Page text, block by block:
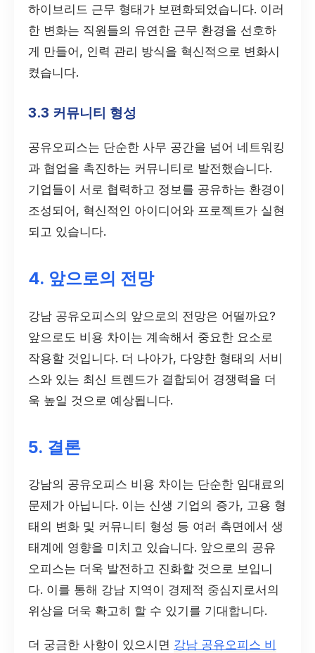
하이브리드 근무 형태가 보편화되었습니다. 이러
한 변화는 직원들의 유연한 근무 환경을 선호하
게 만들어, 인력 관리 방식을 혁신적으로 변화시
켰습니다.
3.3 커뮤니티 형성
공유오피스는 단순한 사무 공간을 넘어 네트워킹
과 협업을 촉진하는 커뮤니티로 발전했습니다.
기업들이 서로 협력하고 정보를 공유하는 환경이
조성되어, 혁신적인 아이디어와 프로젝트가 실현
되고 있습니다.
4. 앞으로의 전망
강남 공유오피스의 앞으로의 전망은 어떨까요?
앞으로도 비용 차이는 계속해서 중요한 요소로
작용할 것입니다. 더 나아가, 다양한 형태의 서비
스와 있는 최신 트렌드가 결합되어 경쟁력을 더
욱 높일 것으로 예상됩니다.
5. 결론
강남의 공유오피스 비용 차이는 단순한 임대료의
문제가 아닙니다. 이는 신생 기업의 증가, 고용 형
태의 변화 및 커뮤니티 형성 등 여러 측면에서 생
태계에 영향을 미치고 있습니다. 앞으로의 공유
오피스는 더욱 발전하고 진화할 것으로 보입니
다. 이를 통해 강남 지역이 경제적 중심지로서의
위상을 더욱 확고히 할 수 있기를 기대합니다.
더 궁금한 사항이 있으시면 강남 공유오피스 비